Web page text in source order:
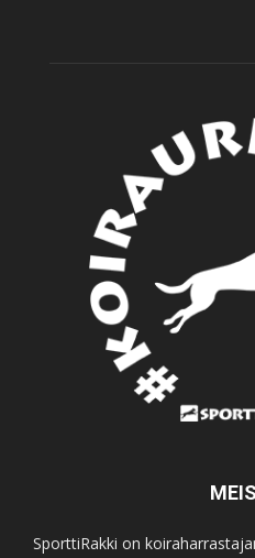
SporttiRakki on